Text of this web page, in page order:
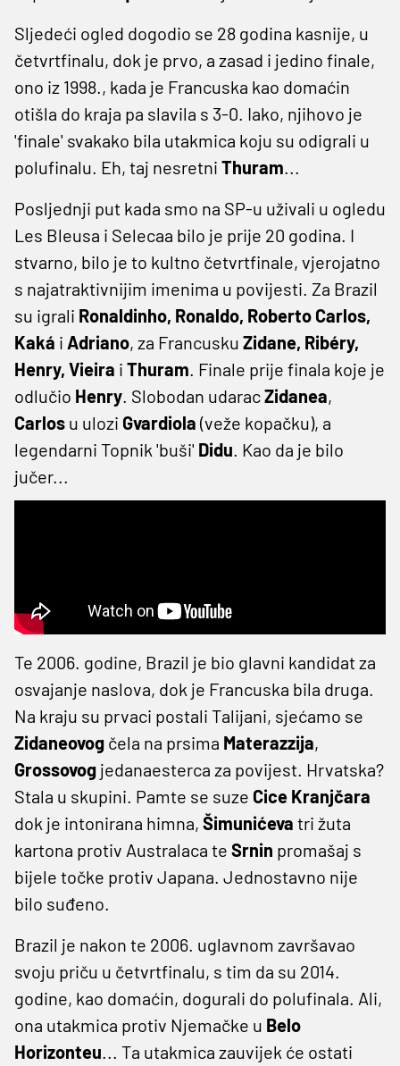
Sljedeći ogled dogodio se 28 godina kasnije, u
četvrtfinalu, dok je prvo, a zasad i jedino finale,
ono iz 1998., kada je Francuska kao domaćin
otišla do kraja pa slavila s 3-0. Iako, njihovo je
'finale' svakako bila utakmica koju su odigrali u
polufinalu. Eh, taj nesretni Thuram...
Posljednji put kada smo na SP-u uživali u ogledu
Les Bleusa i Selecaa bilo je prije 20 godina. I
stvarno, bilo je to kultno četvrtfinale, vjerojatno
s najatraktivnijim imenima u povijesti. Za Brazil
su igrali Ronaldinho, Ronaldo, Roberto Carlos,
Kaká i Adriano, za Francusku Zidane, Ribéry,
Henry, Vieira i Thuram. Finale prije finala koje je
odlučio Henry. Slobodan udaracZidanea,
Carlos u ulozi Gvardiola (veže kopačku), a
legendarni Topnik 'buši' Didu. Kao da je bilo
jučer...
Te 2006. godine, Brazil je bio glavni kandidat za
osvajanje naslova, dok je Francuska bila druga.
Na kraju su prvaci postali Talijani, sjećamo se
Zidaneovog čela na prsima Materazzija,
Grossovog jedanaesterca za povijest. Hrvatska?
Stala u skupini. Pamte se suze Cice Kranjčara
dok je intonirana himna, Šimunićeva tri žuta
kartona protiv Australaca te Srnin promašaj s
bijele točke protiv Japana. Jednostavno nije
bilo suđeno.
Brazil je nakon te 2006. uglavnom završavao
svoju priču u četvrtfinalu, s tim da su 2014.
godine, kao domaćin, dogurali do polufinala. Ali,
ona utakmica protiv Njemačke u Belo
Horizonteu... Ta utakmica zauvijek će ostati